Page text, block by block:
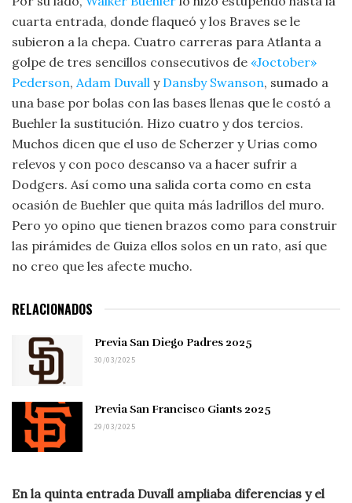
cuarta entrada, donde flaqueó y los Braves se le
subieron a la chepa. Cuatro carreras para Atlanta a
golpe de tres sencillos consecutivos de «Joctober»
Pederson, Adam Duvall y Dansby Swanson, sumado a
una base por bolas con las bases llenas que le costó a
Buehler la sustitución. Hizo cuatro y dos tercios.
Muchos dicen que el uso de Scherzer y Urias como
relevos y con poco descanso va a hacer sufrir a
Dodgers. Así como una salida corta como en esta
ocasión de Buehler que quita más ladrillos del muro.
Pero yo opino que tienen brazos como para construir
las pirámides de Guiza ellos solos en un rato, así que
no creo que les afecte mucho.
RELACIONADOS
Previa San Diego Padres 2025
30/03/2025
Previa San Francisco Giants 2025
29/03/2025
En la quinta entrada Duvall ampliaba diferencias y el